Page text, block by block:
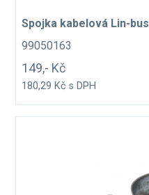
Spojka kabelová Lin-bus
99050163
149,- Kč
180,29 Kč s DPH